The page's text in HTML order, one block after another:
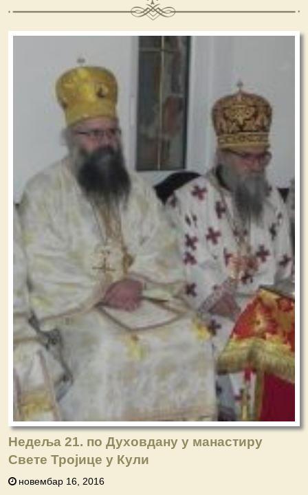
Недеља 21. по Духовдану у манастиру
Свете Тројице у Кули
новембар 16, 2016